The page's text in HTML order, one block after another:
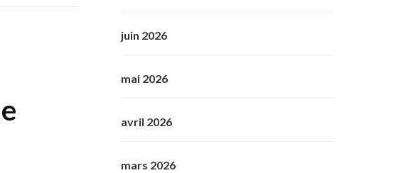
juin 2026
mai 2026
avril 2026
mars 2026